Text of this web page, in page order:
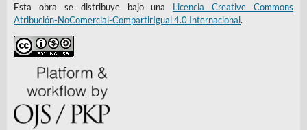
Esta obra se distribuye bajo una Licencia Creative Commons
Atribución-NoComercial-CompartirIgual 4.0 Internacional.